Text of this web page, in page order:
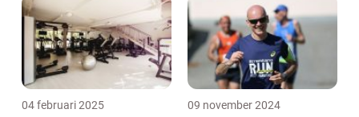
04 februari 2025 09 november 2024